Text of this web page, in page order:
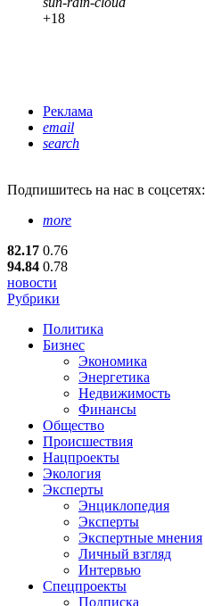
+18
Реклама
email
search
Подпишитесь на нас в соцсетях:
more
82.17 0.76
94.84 0.78
новости
Рубрики
Политика
Бизнес
Экономика
Энергетика
Недвижимость
Финансы
Общество
Происшествия
Нацпроекты
Экология
Эксперты
Энциклопедия
Эксперты
Экспертные мнения
Личный взгляд
Интервью
Спецпроекты
Подписка